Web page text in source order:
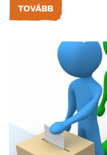
TOVÁBB